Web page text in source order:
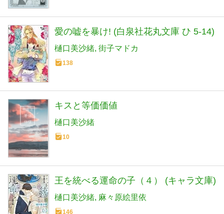
愛の嘘を暴け! (白泉社花丸文庫 ひ 5-14)
樋口美沙緒 街子マドカ
138
キスと等価価値
樋口美沙緒
10
王を統べる運命の子（４） (キャラ文庫)
樋口美沙緒 麻々原絵里依
146